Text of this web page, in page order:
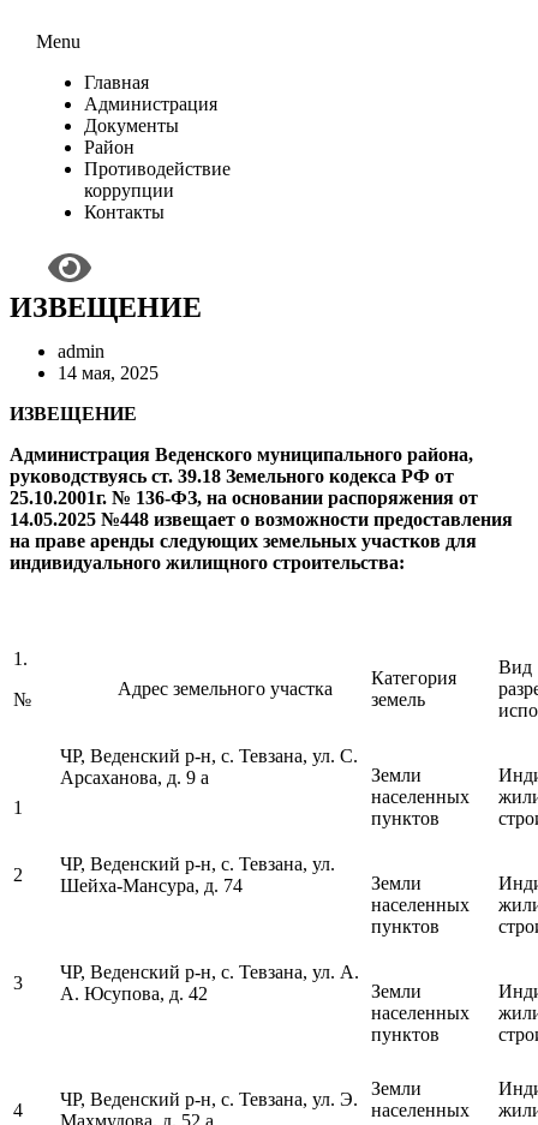
Menu
Главная
Администрация
Документы
Район
Противодействие
коррупции
Контакты
ИЗВЕЩЕНИЕ
admin
14 мая, 2025
ИЗВЕЩЕНИЕ
Администрация Веденского муниципального района,
руководствуясь ст. 39.18 Земельного кодекса РФ от
25.10.2001г. № 136-ФЗ, на основании распоряжения от
14.05.2025 №448 извещает о возможности предоставления
на праве аренды следующих земельных участков для
индивидуального жилищного строительства:
1.
№
Адрес земельного участка
Категория
земель
Вид
1
ЧР, Веденский р-н, с. Тевзана, ул. С.
Арсаханова, д. 9 а
Земли
населенных
пунктов
2
ЧР, Веденский р-н, с. Тевзана, ул.
Шейха-Мансура, д. 74
Земли
населенных
пунктов
3
ЧР, Веденский р-н, с. Тевзана, ул. А.
А. Юсупова, д. 42
Земли
населенных
пунктов
4
ЧР, Веденский р-н, с. Тевзана, ул. Э.
Махмудова, д. 52 а
Земли
населенных